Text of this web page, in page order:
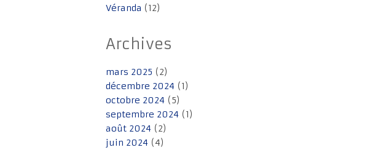
Véranda (12)
Archives
mars 2025 (2)
décembre 2024 (1)
octobre 2024 (5)
septembre 2024 (1)
août 2024 (2)
juin 2024 (4)